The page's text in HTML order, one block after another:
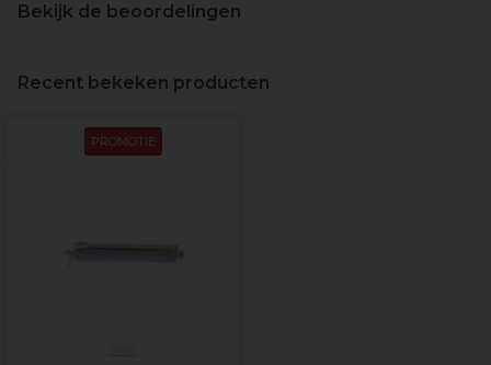
Bekijk de beoordelingen
Recent bekeken producten
PROMOTIE